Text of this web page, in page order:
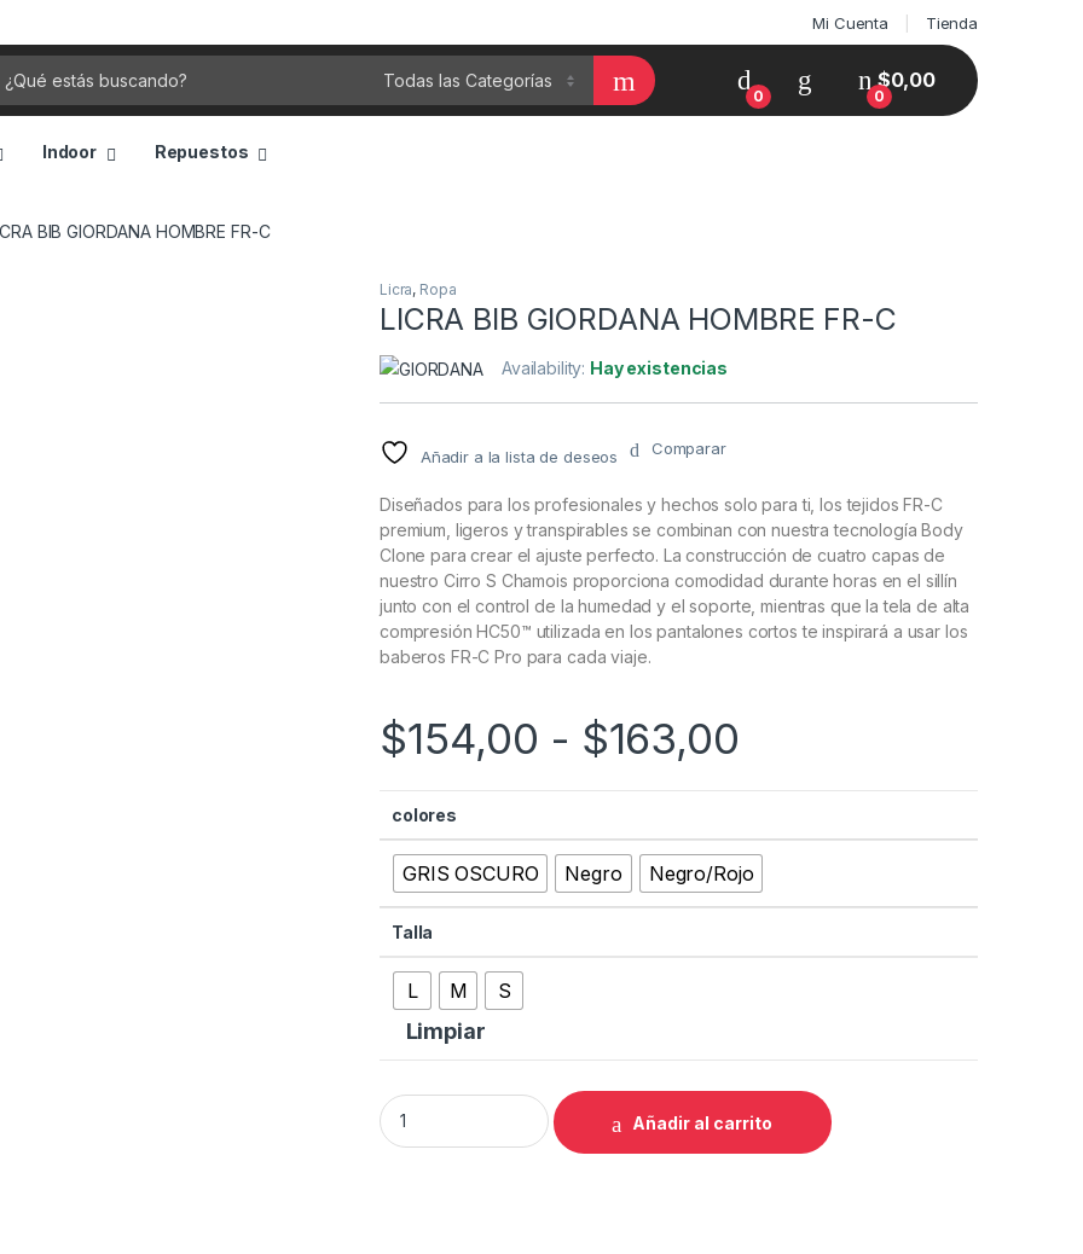
Mi Cuenta Tienda
0 0
$0,00
Indoor Repuestos
BIB GIORDANA HOMBRE FR-C
Licra, Ropa
LICRA BIB GIORDANA HOMBRE FR-C
Availability: Hay existencias
Añadir a la lista de deseos Comparar
Diseñados para los profesionales y hechos solo para ti, los tejidos FR-C
premium, ligeros y transpirables se combinan con nuestra tecnología Body
Clone para crear el ajuste perfecto. La construcción de cuatro capas de
nuestro Cirro S Chamois proporciona comodidad durante horas en el sillín
junto con el control de la humedad y el soporte, mientras que la tela de alta
compresión HC50™ utilizada en los pantalones cortos te inspirará a usar los
baberos FR-C Pro para cada viaje.
$154,00 - $163,00
colores
GRIS OSCURO Negro Negro/Rojo
Talla
L M S
Limpiar
LICRA BIB GIORDANA HOMBRE FR-C quantity
Añadir al carrito